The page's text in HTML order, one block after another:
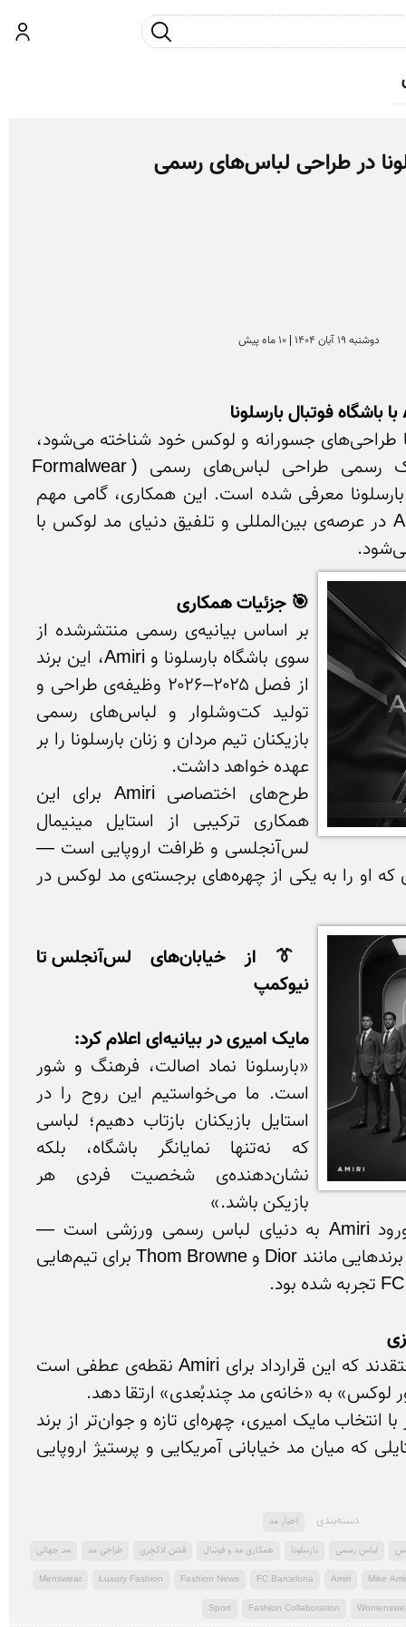
ورود جست و جو
دوشنبه 19 آبان 1404 | 10 ماه پیش
به‌تازگی به عنوان شریک رسمی طراحی لباس‌های رسمی (Formalwear
🎯 جزئیات همکاری
نیوکمپ
مایک امیری در بیانیه‌ای اعلام کرد:
دسته‌بندی اخبار مد
لباس رسمی بارسلونا همکاری مد و فوتبال فشن لاکچری طراحی مد مد جهانی
Mike
Amiri
FC Barcelona
Fashion News
Luxury Fashion
Menswear
Fashion Collaboration
Sport